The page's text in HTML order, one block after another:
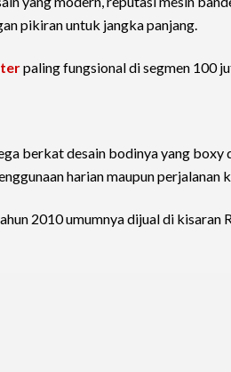
pikiran untuk jangka panjang.
paling fungsional di segmen 100
berkat desain bodinya yang boxy
harian maupun perjalanan
2010 umumnya dijual di kisaran